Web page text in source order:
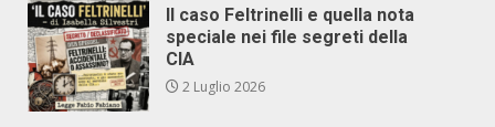
Il caso Feltrinelli e quella nota
speciale nei file segreti della
CIA
2 Luglio 2026